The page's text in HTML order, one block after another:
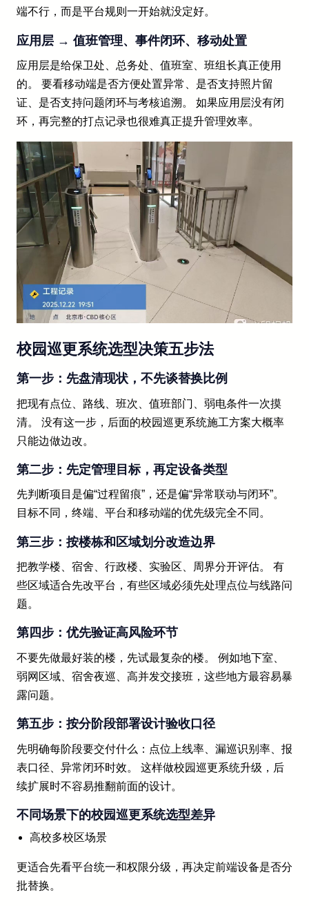
端不行，而是平台规则一开始就没定好。
应用层 → 值班管理、事件闭环、移动处置
应用层是给保卫处、总务处、值班室、班组长真正使用
的。 要看移动端是否方便处置异常、是否支持照片留
证、是否支持问题闭环与考核追溯。 如果应用层没有闭
环，再完整的打点记录也很难真正提升管理效率。
校园巡更系统选型决策五步法
第一步：先盘清现状，不先谈替换比例
把现有点位、路线、班次、值班部门、弱电条件一次摸
清。 没有这一步，后面的校园巡更系统施工方案大概率
只能边做边改。
第二步：先定管理目标，再定设备类型
先判断项目是偏“过程留痕”，还是偏“异常联动与闭环”。
目标不同，终端、平台和移动端的优先级完全不同。
第三步：按楼栋和区域划分改造边界
把教学楼、宿舍、行政楼、实验区、周界分开评估。 有
些区域适合先改平台，有些区域必须先处理点位与线路问
题。
第四步：优先验证高风险环节
不要先做最好装的楼，先试最复杂的楼。 例如地下室、
弱网区域、宿舍夜巡、高并发交接班，这些地方最容易暴
露问题。
第五步：按分阶段部署设计验收口径
先明确每阶段要交付什么：点位上线率、漏巡识别率、报
表口径、异常闭环时效。 这样做校园巡更系统升级，后
续扩展时不容易推翻前面的设计。
不同场景下的校园巡更系统选型差异
高校多校区场景
更适合先看平台统一和权限分级，再决定前端设备是否分
批替换。